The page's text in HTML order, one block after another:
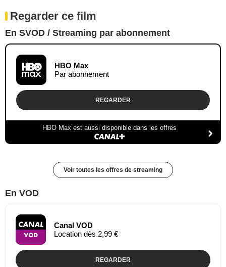
Regarder ce film
En SVOD / Streaming par abonnement
HBO Max
Par abonnement
REGARDER
HBO Max est aussi disponible dans les offres
Voir toutes les offres de streaming
En VOD
Canal VOD
Location dès 2,99 €
REGARDER